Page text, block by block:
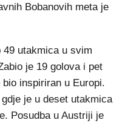
Bobanovih meta je
49 utakmica u svim
je 19 golova i pet
inspiriran u Europi.
je u deset utakmica
Posudba u Austriji je